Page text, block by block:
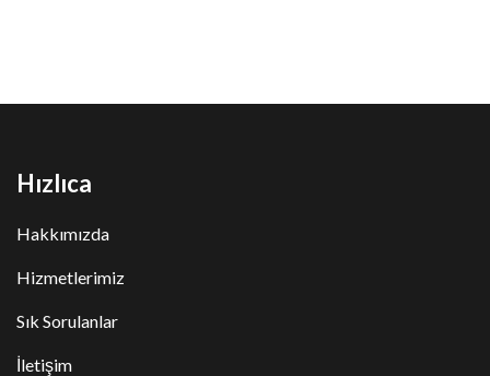
Hızlıca
Hakkımızda
Hizmetlerimiz
Sık Sorulanlar
İletişim